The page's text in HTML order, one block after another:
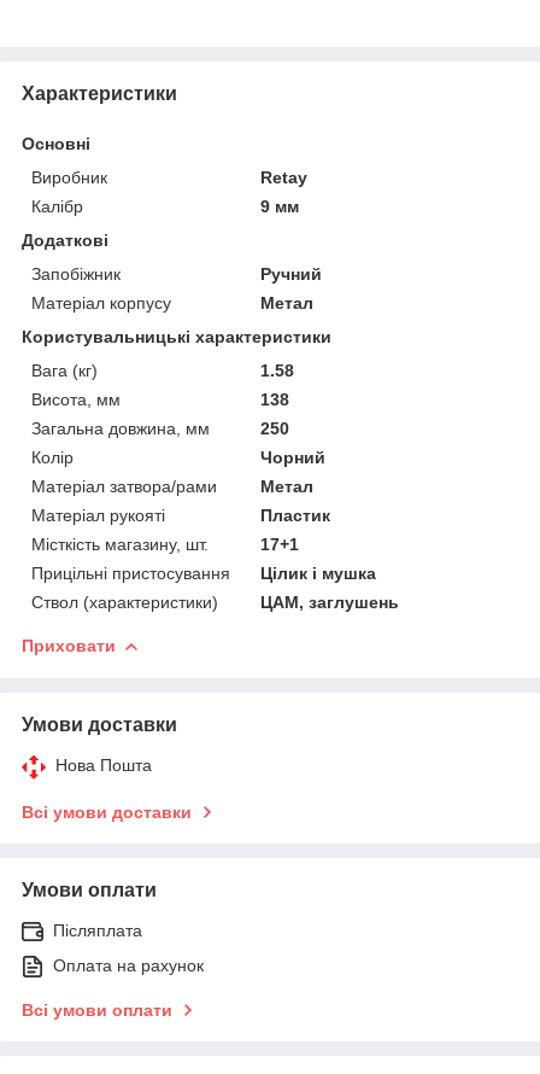
Характеристики
Основні
Виробник
Retay
Калібр
9 мм
Додаткові
Запобіжник
Ручний
Матеріал корпусу
Метал
Користувальницькі характеристики
Вага (кг)
1.58
Висота, мм
138
Загальна довжина, мм
250
Колір
Чорний
Матеріал затвора/рами
Метал
Матеріал рукояті
Пластик
Місткість магазину, шт.
17+1
Прицільні пристосування
Цілик і мушка
Ствол (характеристики)
ЦАМ, заглушень
Приховати
Умови доставки
Нова Пошта
Всі умови доставки
Умови оплати
Післяплата
Оплата на рахунок
Всі умови оплати